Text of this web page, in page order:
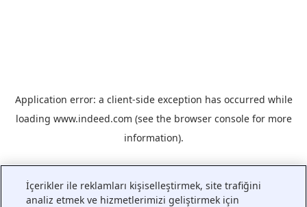
Application error: a client-side exception has occurred while
loading www.indeed.com (see the browser consolefor more
information).
İçerikler ile reklamları kişiselleştirmek, site trafiğini
analiz etmek ve hizmetlerimizi geliştirmek için